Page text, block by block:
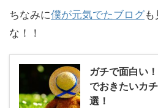
ちなみに僕が元気でたブログ
な！！
ガチで面白い
でおきたいカ
選！